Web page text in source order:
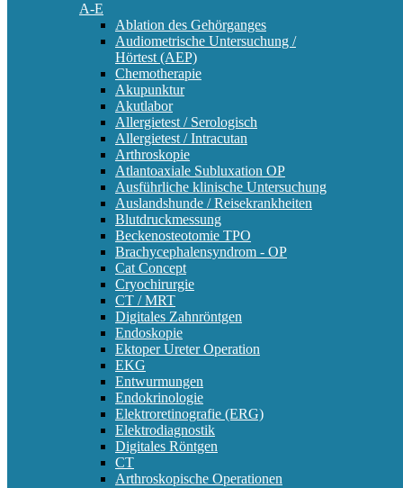
A-E
Ablation des Gehörganges
Audiometrische Untersuchung /
Hörtest (AEP)
Chemotherapie
Akupunktur
Akutlabor
Allergietest / Serologisch
Allergietest / Intracutan
Arthroskopie
Atlantoaxiale Subluxation OP
Ausführliche klinische Untersuchung
Auslandshunde / Reisekrankheiten
Blutdruckmessung
Beckenosteotomie TPO
Brachycephalensyndrom - OP
Cat Concept
Cryochirurgie
CT / MRT
Digitales Zahnröntgen
Endoskopie
Ektoper Ureter Operation
EKG
Entwurmungen
Endokrinologie
Elektroretinografie (ERG)
Elektrodiagnostik
Digitales Röntgen
CT
Arthroskopische Operationen